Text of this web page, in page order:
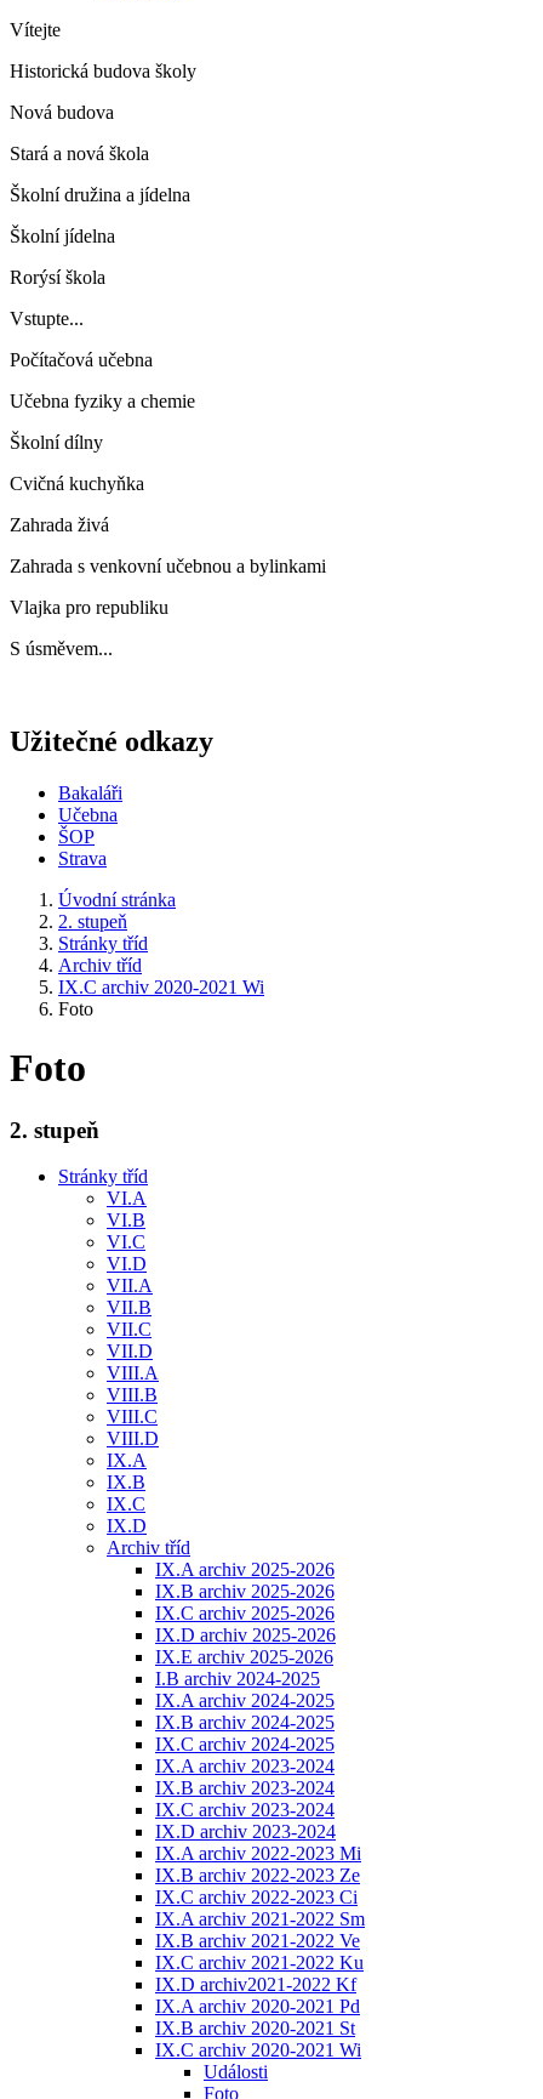
Vítejte
Historická budova školy
Nová budova
Stará a nová škola
Školní družina a jídelna
Školní jídelna
Rorýsí škola
Vstupte...
Počítačová učebna
Učebna fyziky a chemie
Školní dílny
Cvičná kuchyňka
Zahrada živá
Zahrada s venkovní učebnou a bylinkami
Vlajka pro republiku
S úsměvem...
Užitečné odkazy
Bakaláři
Učebna
ŠOP
Strava
Úvodní stránka
2. stupeň
Stránky tříd
Archiv tříd
IX.C archiv 2020-2021 Wi
Foto
Foto
2. stupeň
Stránky tříd
VI.A
VI.B
VI.C
VI.D
VII.A
VII.B
VII.C
VII.D
VIII.A
VIII.B
VIII.C
VIII.D
IX.A
IX.B
IX.C
IX.D
Archiv tříd
IX.A archiv 2025-2026
IX.B archiv 2025-2026
IX.C archiv 2025-2026
IX.D archiv 2025-2026
IX.E archiv 2025-2026
I.B archiv 2024-2025
IX.A archiv 2024-2025
IX.B archiv 2024-2025
IX.C archiv 2024-2025
IX.A archiv 2023-2024
IX.B archiv 2023-2024
IX.C archiv 2023-2024
IX.D archiv 2023-2024
IX.A archiv 2022-2023 Mi
IX.B archiv 2022-2023 Ze
IX.C archiv 2022-2023 Ci
IX.A archiv 2021-2022 Sm
IX.B archiv 2021-2022 Ve
IX.C archiv 2021-2022 Ku
IX.D archiv2021-2022 Kf
IX.A archiv 2020-2021 Pd
IX.B archiv 2020-2021 St
IX.C archiv 2020-2021 Wi
Události
Foto